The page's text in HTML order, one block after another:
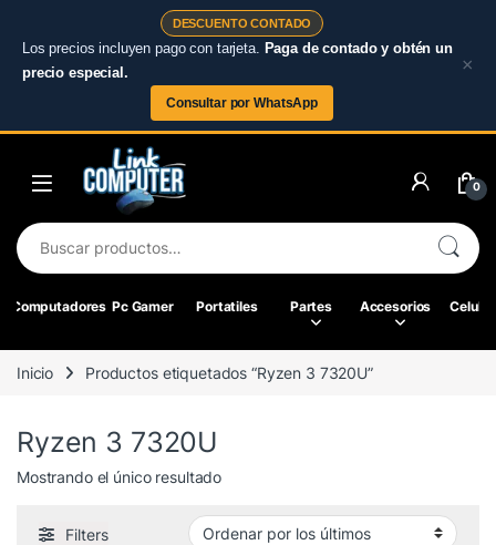
DESCUENTO CONTADO
Los precios incluyen pago con tarjeta. Paga de contado y obtén un
precio especial.
Consultar por WhatsApp
×
Skip to navigation
0
Buscar por:
Computadores Pc Gamer Portatiles Partes Accesorios
Inicio Productos etiquetados “Ryzen 3 7320U”
Ryzen 3 7320U
Mostrando el único resultado
Filters